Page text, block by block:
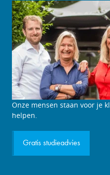
Onze mensen staan voor je
helpen.
Gratis studieadvies